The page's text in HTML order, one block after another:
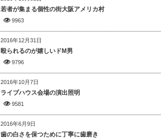
若者が集まる個性の街大阪アメリカ村
9963
2016年12月31日
殴られるのが嬉しいドM男
9796
2016年10月7日
ライブハウス会場の演出照明
9581
2016年6月9日
歯の白さを保つために丁寧に歯磨き